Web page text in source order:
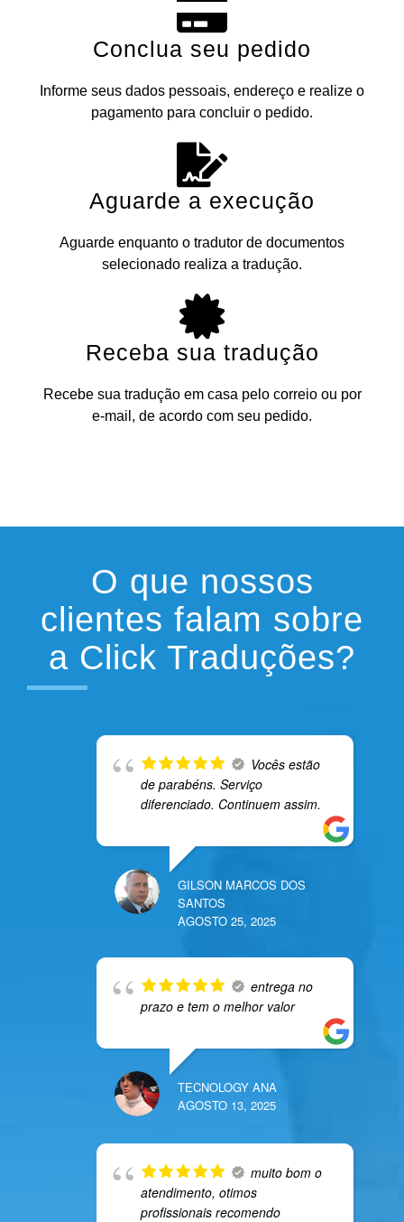
Conclua seu pedido
Informe seus dados pessoais, endereço e realize o
pagamento para concluir o pedido.
Aguarde a execução
Aguarde enquanto o tradutor de documentos
selecionado realiza a tradução.
Receba sua tradução
Recebe sua tradução em casa pelo correio ou por
e-mail, de acordo com seu pedido.
O que nossos
clientes falam sobre
a Click Traduções?
Vocês estão
de parabéns. Serviço
diferenciado. Continuem assim.
GILSON MARCOS DOS
SANTOS
AGOSTO 25, 2025
entrega no
prazo e tem o melhor valor
TECNOLOGY ANA
AGOSTO 13, 2025
muito bom o
atendimento, otimos
profissionais recomendo